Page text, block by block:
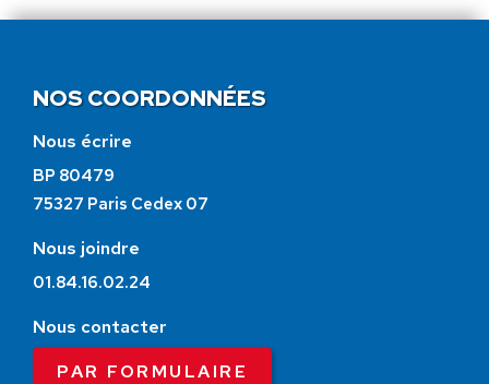
NOS COORDONNÉES
Nous écrire
BP 80479
75327 Paris Cedex 07
Nous joindre
01.84.16.02.24
Nous contacter
PAR FORMULAIRE